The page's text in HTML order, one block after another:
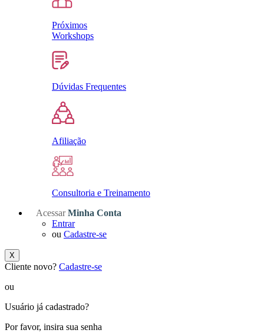
Próximos
Workshops
Dúvidas Frequentes
Afiliação
Consultoria e Treinamento
Acessar Minha Conta
Entrar
ou Cadastre-se
X
Cliente novo? Cadastre-se
ou
Usuário já cadastrado?
Por favor, insira sua senha